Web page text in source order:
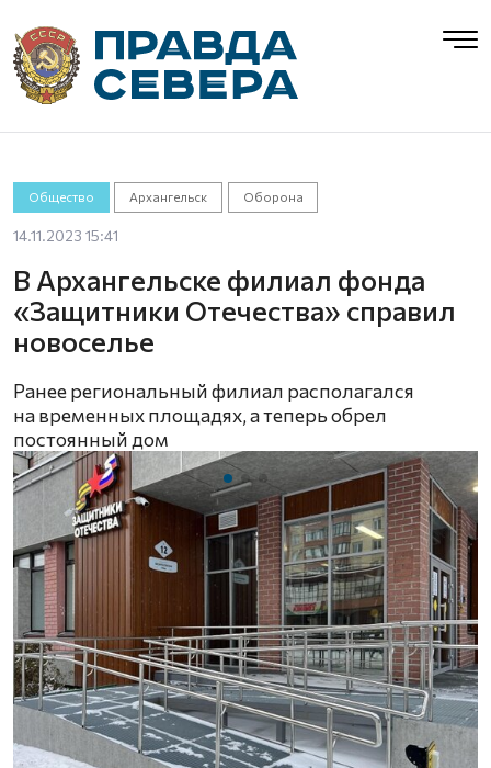
Общество Архангельск Оборона
14.11.2023 15:41
В Архангельске филиал фонда
«Защитники Отечества» справил
новоселье
Ранее региональный филиал располагался
на временных площадях, а теперь обрел
постоянный дом